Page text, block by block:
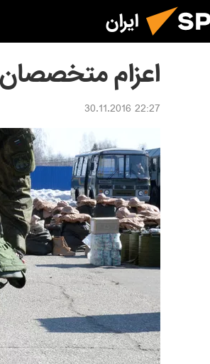
ایران
اعزام
22:27 30.11.2016